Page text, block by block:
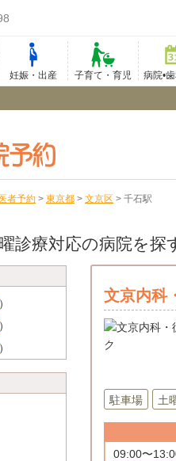
妊娠・出産 子育て・育児 病院•
者予約 > 東京都 > 文京区 > 千石駅
診療対応の病院を探
）
）
）
文京内科
駐車場 土
09:00〜